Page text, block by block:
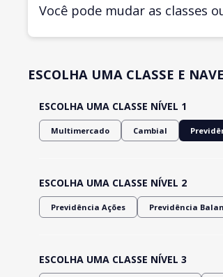
Você pode mudar as classes
ESCOLHA UMA CLASSE E
ESCOLHA UMA CLASSE NÍVEL 1
Multimercado Cambial
ESCOLHA UMA CLASSE NÍVEL 2
Previdência Ações Previdência
ESCOLHA UMA CLASSE NÍVEL 3